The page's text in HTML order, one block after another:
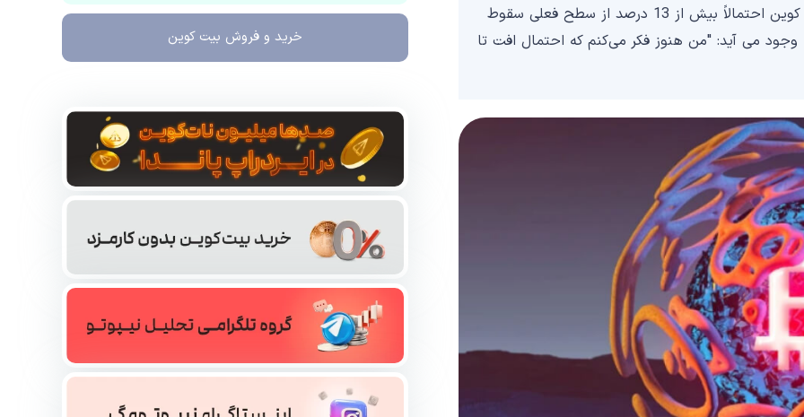
ویز به 123000 دنبال کننده یوتیوب خود گفت که بیت کوین احتمالاً بیش از 13 درصد از سطح فعلی سقوط
می آید: "من هنوز فکر می‌کنم که احتمال افت تا
خرید و فروش بیت کوین